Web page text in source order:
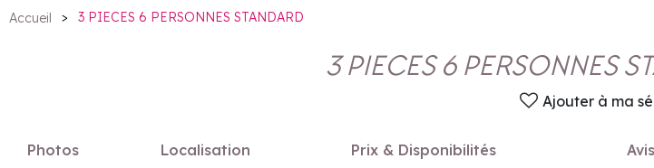
Accueil > 3 PIECES 6 PERSONNES STANDARD
3 PIECES 6 PERSONNES
Ajouter à ma
Photos Localisation Prix & Disponibilités Avis